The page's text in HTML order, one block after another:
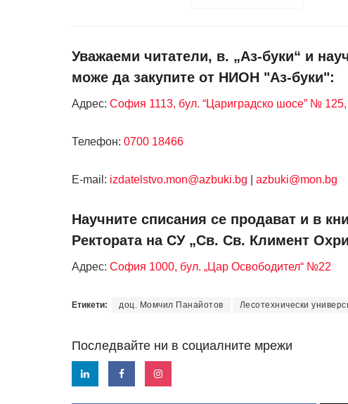
Уважаеми читатели, в. „Аз-буки“ и
може да закупите от НИОН "Аз-буки":
Адрес: София 1113, бул. “Цариградско шосе” № 125,
Телефон: 0700 18466
Е-mail: izdatelstvo.mon@azbuki.bg azbuki@mon.bg
Научните списания се продават и в
Ректората на СУ „Св. Св. Климент
Адрес: София 1000, бул. „Цар Освободител“ №22
Етикети: доц. Момчил Панайотов Лесотехнически
Последвайте ни в социалните мрежи